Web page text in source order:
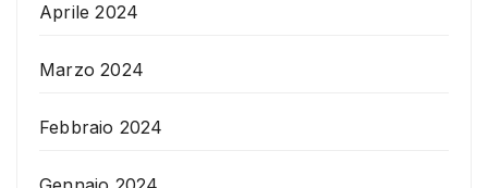
Aprile 2024
Marzo 2024
Febbraio 2024